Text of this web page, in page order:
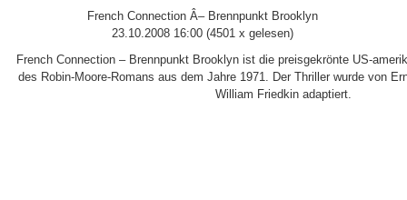
French Connection Â– Brennpunkt Brooklyn
23.10.2008 16:00(4501 x gelesen)
French Connection – Brennpunkt Brooklyn ist die preisgekrönte US-
des Robin-Moore-Romans aus dem Jahre 1971. Der Thriller wurde von
William Friedkin adaptiert.